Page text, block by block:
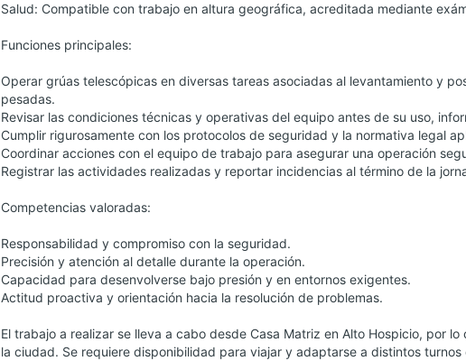
Salud: Compatible con trabajo en altura geográfica, acreditada mediante
Funciones principales:
Operar grúas telescópicas en diversas tareas asociadas al levantamiento y
pesadas.
Revisar las condiciones técnicas y operativas del equipo antes de su uso,
Cumplir rigurosamente con los protocolos de seguridad y la normativa legal
Coordinar acciones con el equipo de trabajo para asegurar una operación
Registrar las actividades realizadas y reportar incidencias al término de la
Competencias valoradas:
Responsabilidad y compromiso con la seguridad.
Precisión y atención al detalle durante la operación.
Capacidad para desenvolverse bajo presión y en entornos exigentes.
Actitud proactiva y orientación hacia la resolución de problemas.
El trabajo a realizar se lleva a cabo desde Casa Matriz en Alto Hospicio, por lo
la ciudad. Se requiere disponibilidad para viajar y adaptarse a distintos